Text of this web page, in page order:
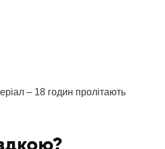
– 18 годин пролітають